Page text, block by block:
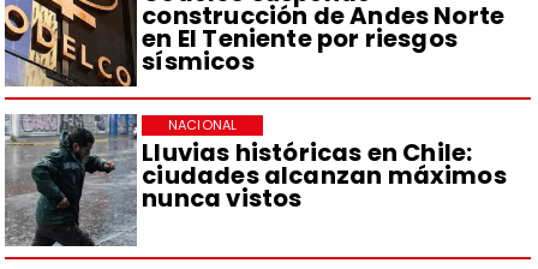
construcción de Andes Norte
en El Teniente por riesgos
sísmicos
Lluvias históricas en Chile:
ciudades alcanzan máximos
nunca vistos
NACIONAL